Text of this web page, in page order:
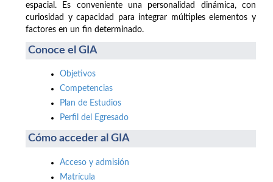
espacial. Es conveniente una personalidad dinámica, con
curiosidad y capacidad para integrar múltiples elementos y
factores en un fin determinado.
Conoce el GIA
Objetivos
Competencias
Plan de Estudios
Perfil del Egresado
Cómo acceder al GIA
Acceso y admisión
Matrícula